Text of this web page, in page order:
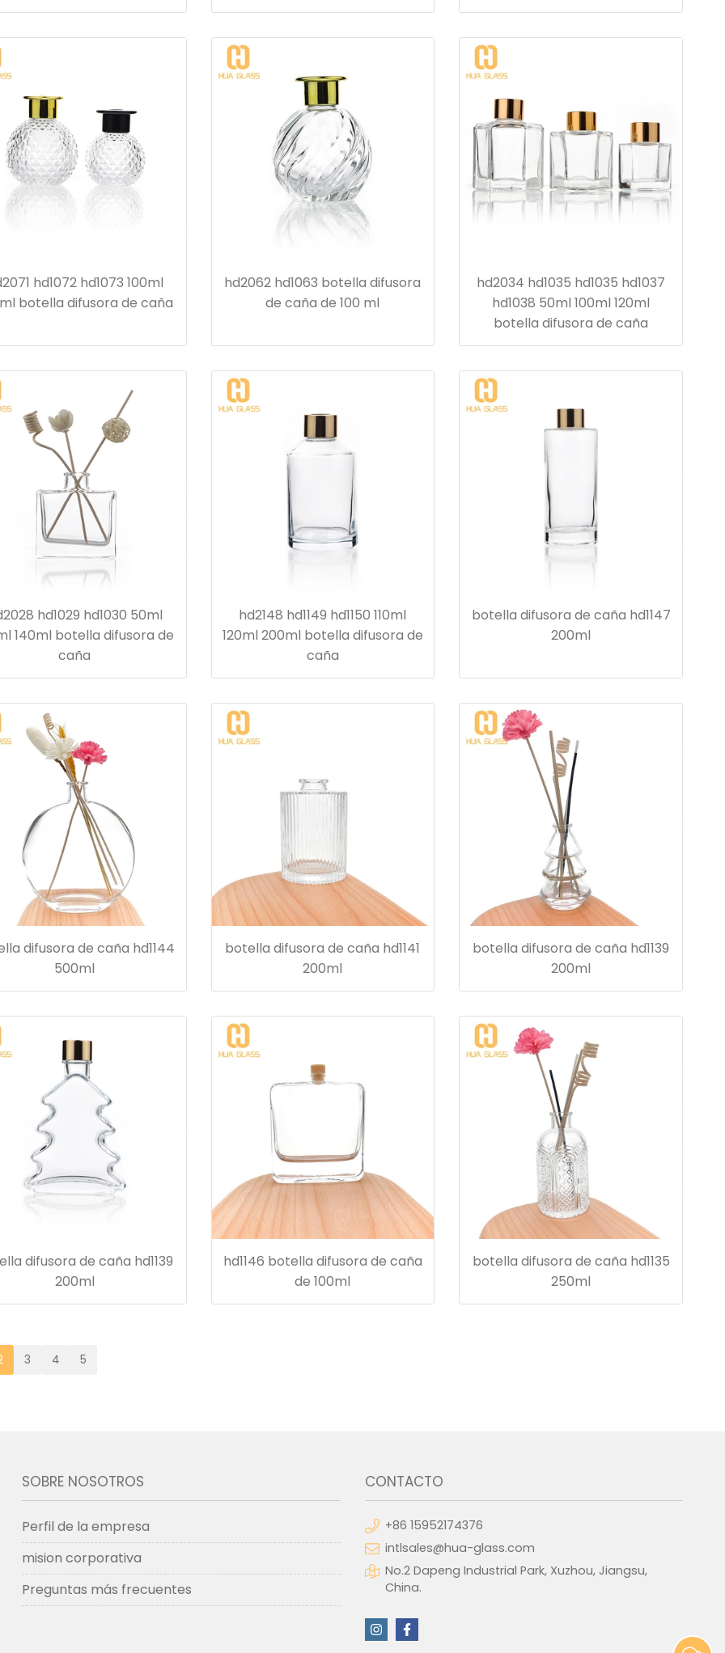
hd1072 hd1073 100ml
botella difusora de caña
hd2062 hd1063 botella difusora
de caña de 100 ml
hd2034 hd1035 hd1035 hd1037
hd1038 50ml 100ml 120ml
botella difusora de caña
hd1029 hd1030 50ml
140ml botella difusora de
caña
hd2148 hd1149 hd1150 110ml
120ml 200ml botella difusora de
caña
botella difusora de caña hd1147
200ml
difusora de caña hd1144
500ml
botella difusora de caña hd1141
200ml
botella difusora de caña hd1139
200ml
difusora de caña hd1139
200ml
hd1146 botella difusora de caña
de 100ml
botella difusora de caña hd1135
250ml
3 4 5
SOBRE NOSOTROS
Perfil de la empresa
mision corporativa
Preguntas más frecuentes
CONTACTO
+86 15952174376
intlsales@hua-glass.com
No.2 Dapeng Industrial Park, Xuzhou, Jiangsu,
China.